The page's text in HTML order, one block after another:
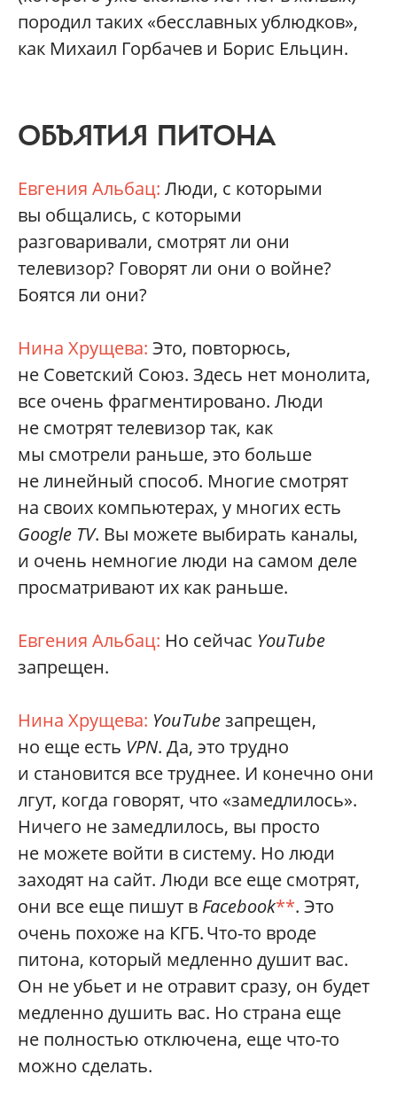
породил таких «бесславных ублюдков»,
как Михаил Горбачев и Борис Ельцин.
ОБЪЯТИЯ ПИТОНА
Евгения Альбац: Люди, с которыми
вы общались, с которыми
разговаривали, смотрят ли они
телевизор? Говорят ли они о войне?
Боятся ли они?
Нина Хрущева: Это, повторюсь,
не Советский Союз. Здесь нет монолита,
все очень фрагментировано. Люди
не смотрят телевизор так, как
мы смотрели раньше, это больше
не линейный способ. Многие смотрят
на своих компьютерах, у многих есть
Google TV. Вы можете выбирать каналы,
и очень немногие люди на самом деле
просматривают их как раньше.
Евгения Альбац: Но сейчас YouTube
запрещен.
Нина Хрущева: YouTubeзапрещен,
но еще есть VPN. Да, это трудно
и становится все труднее. И конечно они
лгут, когда говорят, что «замедлилось».
Ничего не замедлилось, вы просто
не можете войти в систему. Но люди
заходят на сайт. Люди все еще смотрят,
они все еще пишут в Facebook**. Это
очень похоже на КГБ. Что-то вроде
питона, который медленно душит вас.
Он не убьет и не отравит сразу, он будет
медленно душить вас. Но страна еще
не полностью отключена, еще что-то
можно сделать.